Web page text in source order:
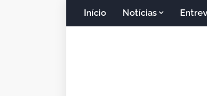
Início Notícias